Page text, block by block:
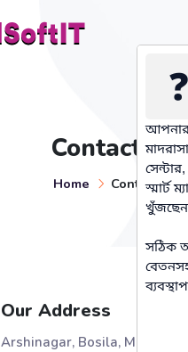
❓
আপনার
স্মার্ট
সঠিক
Contact Us
Home Contact Us
Our Address
Arshinagar, Bosila,